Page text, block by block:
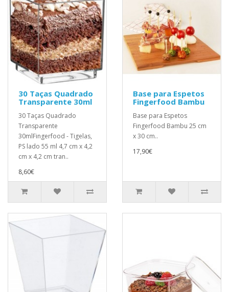
30 Taças Quadrado
Transparente 30ml
30 Taças Quadrado
Transparente
30mlFingerfood - Tigelas,
PS lado 55 ml 4,7 cm x 4,2
cm x 4,2 cm tran..
8,60€
Base para Espetos
Fingerfood Bambu
Base para Espetos
Fingerfood Bambu 25 cm
x 30 cm..
17,90€